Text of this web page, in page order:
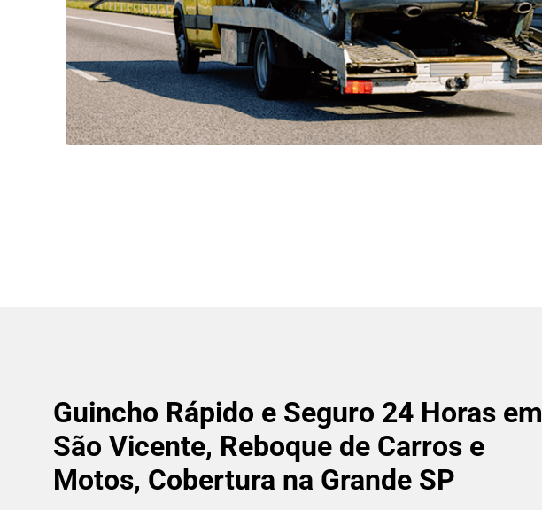
Guincho Rápido e Seguro 24 Horas em
São Vicente, Reboque de Carros e
Motos, Cobertura na Grande SP